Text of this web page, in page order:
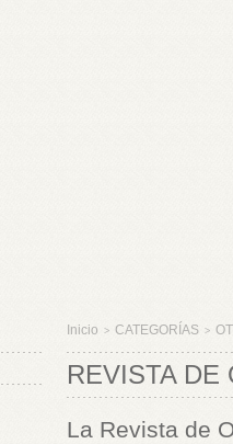
Inicio > CATEGORÍAS >
REVISTA DE
La Revista de